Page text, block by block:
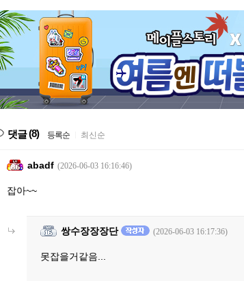
댓글(8) 등록순 최신순
abadf (2026-06-03 16:16:46)
잡아~~
쌍수장장장단 (2026-06-03 16:17:36)
못잡을거같음...